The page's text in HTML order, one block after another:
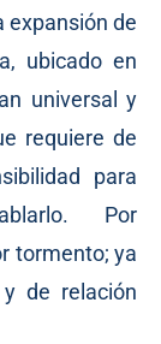
expansión de
ubicado en
universal y
requiere de
para
Por
tormento; ya
de relación